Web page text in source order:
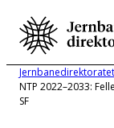
Hopp
innhold
Jernbanedirektoratet
NTP 2022–2033:
SF